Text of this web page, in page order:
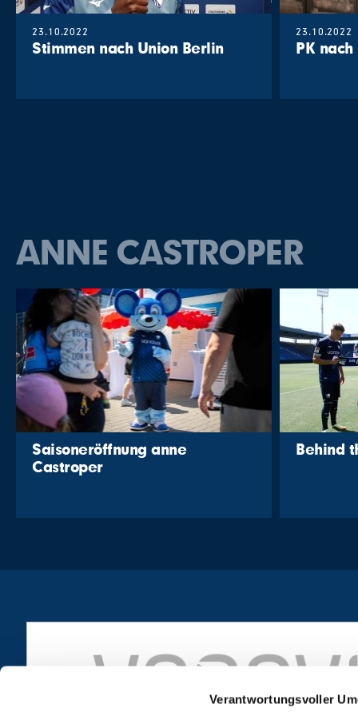
Verantwortungsvoller
23.10.2022
Stimmen nach Union Berlin
23.10.2022
PK nach
ANNE CASTROPER
Saisoneröffnung anne
Castroper
Behind